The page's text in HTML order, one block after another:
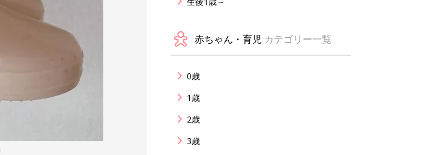
赤ちゃん・育児 カテゴリー一覧
0歳
1歳
2歳
3歳